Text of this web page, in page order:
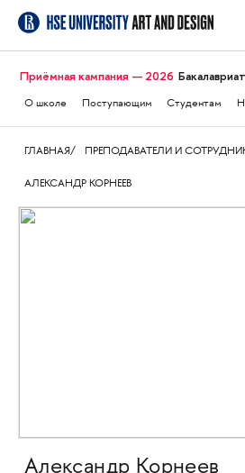
Приёмная кампания — 2026 Бакалавриат
О школе Поступающим Студентам
ГЛАВНАЯ ПРЕПОДАВАТЕЛИ И
АЛЕКСАНДР КОРНЕЕВ
Александр Корнеев